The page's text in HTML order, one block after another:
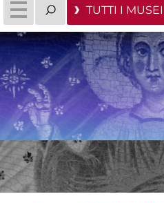
TUTTI I MUSEI